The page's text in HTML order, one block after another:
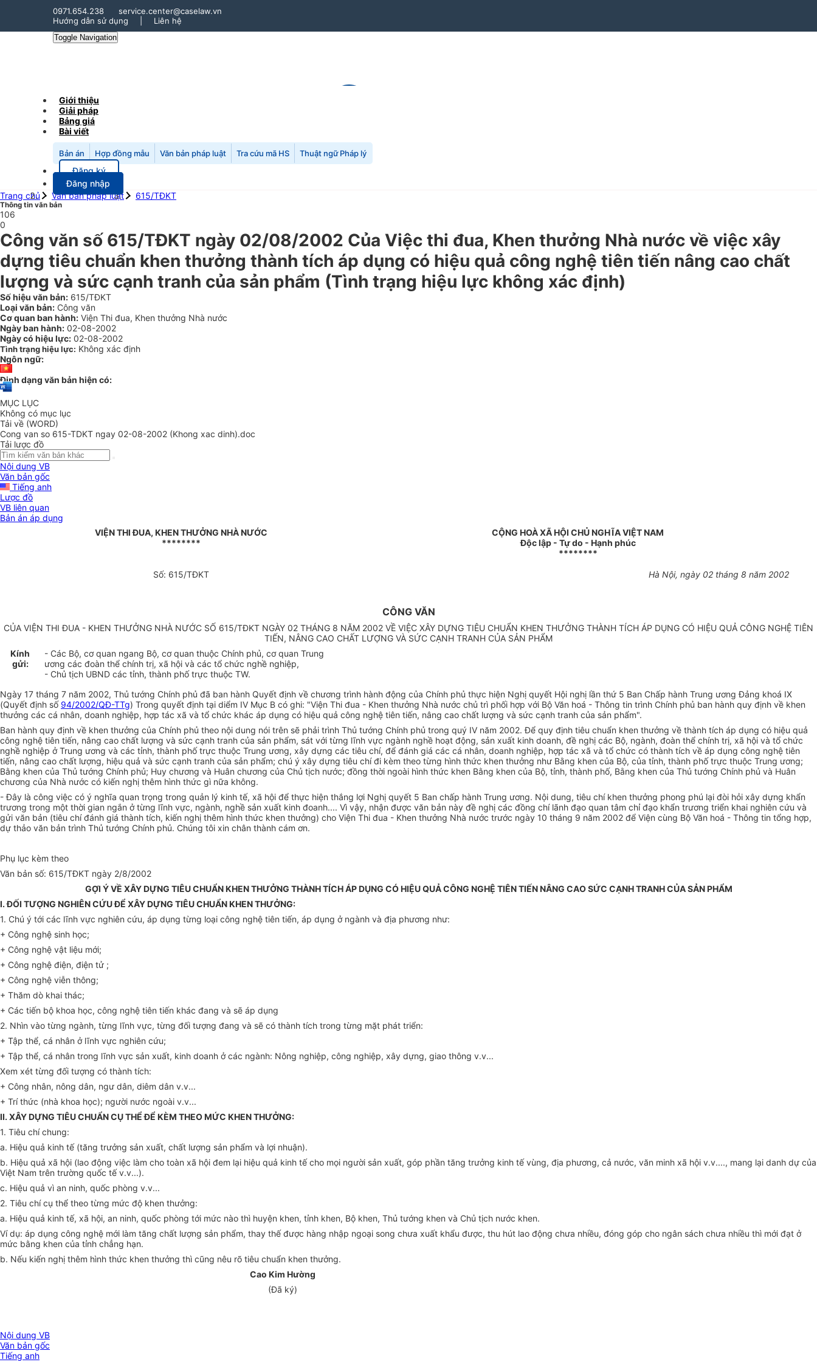
0971.654.238
service.center@caselaw.vn
Hướng dẫn sử dụng
Liên hệ
Toggle Navigation
Giới thiệu
Giải pháp
Bảng giá
Bài viết
Bản án Hợp đồng mẫu Văn bản pháp luật Tra cứu mã HS Thuật ngữ Pháp lý
Đăng ký
Đăng nhập
Trang chủ
Văn bản pháp luật 615/TĐKT
Thông tin văn bản
106
0
Công văn số 615/TĐKT ngày 02/08/2002 Của Việc thi đua, Khen thưởng Nhà nước về việc xây
dựng tiêu chuẩn khen thưởng thành tích áp dụng có hiệu quả công nghệ tiên tiến nâng cao chất
lượng và sức cạnh tranh của sản phẩm (Tình trạng hiệu lực không xác định)
Số hiệu văn bản: 615/TĐKT
Loại văn bản: Công văn
Cơ quan ban hành: Viện Thi đua, Khen thưởng Nhà nước
Ngày ban hành: 02-08-2002
Ngày có hiệu lực: 02-08-2002
Tình trạng hiệu lực: Không xác định
Ngôn ngữ:
Định dạng văn bản hiện có:
MỤC LỤC
Không có mục lục
Tải về (WORD)
Cong van so 615-TDKT ngay 02-08-2002 (Khong xac dinh).doc
Tải lược đồ
Nội dung VB
Văn bản gốc
Tiếng anh
Lược đồ
VB liên quan
Bản án áp dụng
VIỆN THI ĐUA, KHEN THƯỞNG NHÀ NƯỚC
********
CỘNG HOÀ XÃ HỘI CHỦ NGHĨA VIỆT NAM
Độc lập - Tự do - Hạnh phúc
********
Số: 615/TĐKT Hà Nội, ngày 02 tháng 8 năm 2002
CÔNG VĂN
CỦA VIỆN THI ĐUA - KHEN THƯỞNG NHÀ NƯỚC SỐ 615/TĐKT NGÀY 02 THÁNG 8 NĂM 2002 VỀ VIỆC XÂY DỰNG TIÊU CHUẨN KHEN THƯỞNG THÀNH TÍCH ÁP DỤNG CÓ HIỆU QUẢ CÔNG NGHỆ TIÊN
TIẾN, NÂNG CAO CHẤT LƯỢNG VÀ SỨC CẠNH TRANH CỦA SẢN PHẨM
Kính
gửi:
- Các Bộ, cơ quan ngang Bộ, cơ quan thuộc Chính phủ, cơ quan Trung
ương các đoàn thể chính trị, xã hội và các tổ chức nghề nghiệp,
- Chủ tịch UBND các tỉnh, thành phố trực thuộc TW.
Ngày 17 tháng 7 năm 2002, Thủ tướng Chính phủ đã ban hành Quyết định về chương trình hành động của Chính phủ thực hiện Nghị quyết Hội nghị lần thứ 5 Ban Chấp hành Trung ương Đảng khoá IX
(Quyết định số 94/2002/QĐ-TTg) Trong quyết định tại diểm IV Mục B có ghi: "Viện Thi đua - Khen thưởng Nhà nước chủ trì phối hợp với Bộ Văn hoá - Thông tin trình Chính phủ ban hành quy định về khen
thưởng các cá nhân, doanh nghiệp, hợp tác xã và tổ chức khác áp dụng có hiệu quả công nghệ tiên tiến, nâng cao chất lượng và sức cạnh tranh của sản phẩm".
Ban hành quy định về khen thưởng của Chính phủ theo nội dung nói trên sẽ phải trình Thủ tướng Chính phủ trong quý IV năm 2002. Để quy định tiêu chuẩn khen thưởng về thành tích áp dụng có hiệu quả
công nghệ tiên tiến, nâng cao chất lượng và sức cạnh tranh của sản phẩm, sát với từng lĩnh vực ngành nghề hoạt động, sản xuất kinh doanh, đề nghị các Bộ, ngành, đoàn thể chính trị, xã hội và tổ chức
nghề nghiệp ở Trung ương và các tỉnh, thành phố trực thuộc Trung ương, xây dựng các tiêu chí, để đánh giá các cá nhân, doanh nghiệp, hợp tác xã và tổ chức có thành tích về áp dụng công nghệ tiên
tiến, nâng cao chất lượng, hiệu quả và sức cạnh tranh của sản phẩm; chú ý xây dựng tiêu chí đi kèm theo từng hình thức khen thưởng như Bằng khen của Bộ, của tỉnh, thành phố trực thuộc Trung ương;
Bằng khen của Thủ tướng Chính phủ; Huy chương và Huân chương của Chủ tịch nước; đồng thời ngoài hình thức khen Bằng khen của Bộ, tỉnh, thành phố, Bằng khen của Thủ tướng Chính phủ và Huân
chương của Nhà nước có kiến nghị thêm hình thức gì nữa không.
- Đây là công việc có ý nghĩa quan trọng trong quản lý kinh tế, xã hội để thực hiện thắng lợi Nghị quyết 5 Ban chấp hành Trung ương. Nội dung, tiêu chí khen thưởng phong phú lại đòi hỏi xây dựng khẩn
trương trong một thời gian ngắn ở từng lĩnh vực, ngành, nghề sản xuất kinh đoanh.... Vì vậy, nhận được văn bản này đề nghị các đồng chí lãnh đạo quan tâm chỉ đạo khẩn trương triển khai nghiên cứu và
gửi văn bản (tiêu chí đánh giá thành tích, kiến nghị thêm hình thức khen thưởng) cho Viện Thi đua - Khen thưởng Nhà nước trước ngày 10 tháng 9 năm 2002 để Viện cùng Bộ Văn hoá - Thông tin tổng hợp,
dự thảo văn bản trình Thủ tướng Chính phủ. Chúng tôi xin chân thành cám ơn.
Phụ lục kèm theo
Văn bản số: 615/TĐKT ngày 2/8/2002
GỢI Ý VỀ XÂY DỰNG TIÊU CHUẨN KHEN THƯỞNG THÀNH TÍCH ÁP DỤNG CÓ HIỆU QUẢ CÔNG NGHỆ TIÊN TIẾN NÂNG CAO SỨC CẠNH TRANH CỦA SẢN PHẨM
I. ĐỐI TƯỢNG NGHIÊN CỨU ĐỂ XÂY DỰNG TIÊU CHUẨN KHEN THƯỞNG:
1. Chú ý tới các lĩnh vực nghiên cứu, áp dụng từng loại công nghệ tiên tiến, áp dụng ở ngành và địa phương như:
+ Công nghệ sinh học;
+ Công nghệ vật liệu mới;
+ Công nghệ điện, điện tử ;
+ Công nghệ viễn thông;
+ Thăm dò khai thác;
+ Các tiến bộ khoa học, công nghệ tiên tiến khác đang và sẽ áp dụng
2. Nhìn vào từng ngành, từng lĩnh vực, từng đối tượng đang và sẽ có thành tích trong từng mặt phát triển:
+ Tập thể, cá nhân ở lĩnh vực nghiên cứu;
+ Tập thể, cá nhân trong lĩnh vực sản xuất, kinh doanh ở các ngành: Nông nghiệp, công nghiệp, xây dựng, giao thông v.v...
Xem xét từng đối tượng có thành tích:
+ Công nhân, nông dân, ngư dân, diêm dân v.v...
+ Trí thức (nhà khoa học); người nước ngoài v.v...
II. XÂY DỰNG TIÊU CHUẨN CỤ THỂ ĐỂ KÈM THEO MỨC KHEN THƯỞNG:
1. Tiêu chí chung:
a. Hiệu quả kinh tế (tăng trưởng sản xuất, chất lượng sản phẩm và lợi nhuận).
b. Hiệu quả xã hội (lao động việc làm cho toàn xã hội đem lại hiệu quả kinh tế cho mọi người sản xuất, góp phần tăng trưởng kinh tế vùng, địa phương, cả nước, văn minh xã hội v.v...., mang lại danh dự của
Việt Nam trên trường quốc tế v.v...).
c. Hiệu quả vì an ninh, quốc phòng v.v...
2. Tiêu chí cụ thể theo từng mức độ khen thưởng:
a. Hiệu quả kinh tế, xã hội, an ninh, quốc phòng tới mức nào thì huyện khen, tỉnh khen, Bộ khen, Thủ tướng khen và Chủ tịch nước khen.
Ví dụ: áp dụng công nghệ mới làm tăng chất lượng sản phẩm, thay thế được hàng nhập ngoại song chưa xuất khẩu được, thu hút lao động chưa nhiều, đóng góp cho ngân sách chưa nhiều thì mới đạt ở
mức bằng khen của tỉnh chẳng hạn.
b. Nếu kiến nghị thêm hình thức khen thưởng thì cũng nêu rõ tiêu chuẩn khen thưởng.
Cao Kim Hường
(Đã ký)
Nội dung VB
Văn bản gốc
Tiếng anh